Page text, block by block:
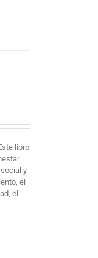
libro
y
el
el